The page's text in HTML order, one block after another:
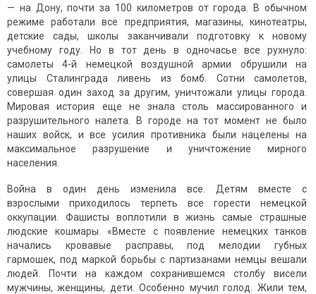
— на Дону, почти за 100 километров от города. В обычном
режиме работали все предприятия, магазины, кинотеатры,
детские сады, школы заканчивали подготовку к новому
учебному году. Но в тот день в одночасье все рухнуло:
самолеты 4-й немецкой воздушной армии обрушили на
улицы Сталинграда ливень из бомб. Сотни самолетов,
совершая один заход за другим, уничтожали улицы города.
Мировая история еще не знала столь массированного и
разрушительного налета. В городе на тот момент не было
наших войск, и все усилия противника были нацелены на
максимальное разрушение и уничтожение мирного
населения.
Война в один день изменила все. Детям вместе с
взрослыми приходилось терпеть все горести немецкой
оккупации. Фашисты воплотили в жизнь самые страшные
людские кошмары. «Вместе с появление немецких танков
начались кровавые расправы, под мелодии губных
гармошек, под маркой борьбы с партизанами немцы вешали
людей. Почти на каждом сохранившемся столбу висели
мужчины, женщины, дети. Особенно мучил голод. Жили тем,